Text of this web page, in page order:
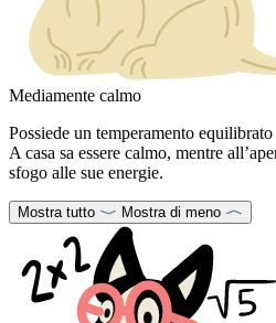
Mediamente calmo
Possiede un temperamento equilibrato
A casa sa essere calmo, mentre
sfogo alle sue energie.
Mostra tutto Mostra di meno